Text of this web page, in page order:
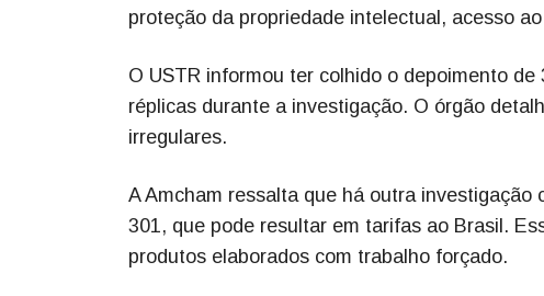
proteção da propriedade intelectual, acesso
O USTR informou ter colhido o depoimento
réplicas durante a investigação. O órgão
irregulares.
A Amcham ressalta que há outra investigação
301, que pode resultar em tarifas ao Brasil.
produtos elaborados com trabalho forçado.